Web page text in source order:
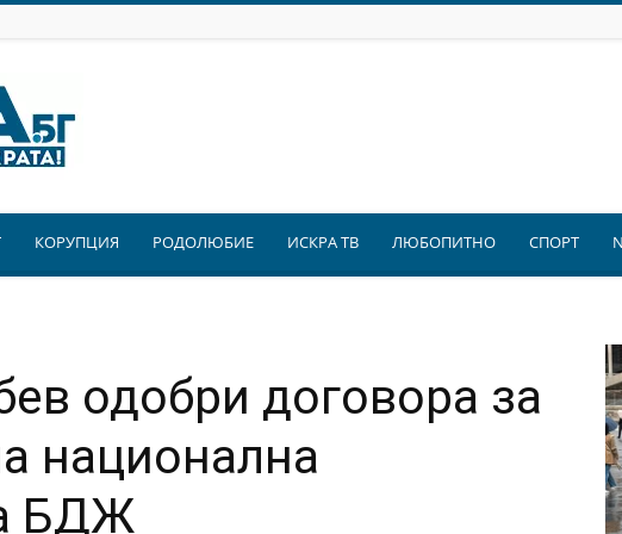
КОРУПЦИЯ РОДОЛЮБИЕ ИСКРА ТВ ЛЮБОПИТНО СПОРТ
одобри договора за
национална
БДЖ